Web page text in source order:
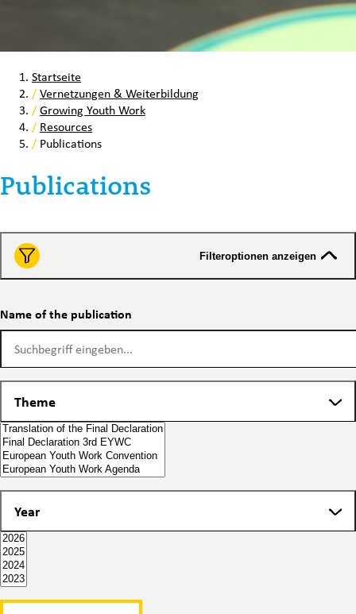
Startseite
/Vernetzungen & Weiterbildung
/Growing Youth Work
/ Resources
/ Publications
Publications
Filteroptionen anzeigen
Name of the publication
Theme
Year